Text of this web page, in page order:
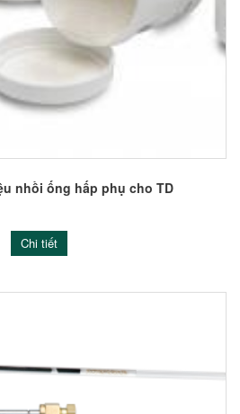
nhồi ống hấp phụ cho TD
Chi tiết